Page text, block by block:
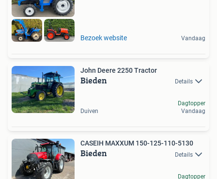
Bezoek website Vandaag
John Deere 2250 Tractor
Bieden Details
Duiven
Dagtopper
Vandaag
CASEIH MAXXUM 150-125-110-5130
Bieden Details
Dagtopper